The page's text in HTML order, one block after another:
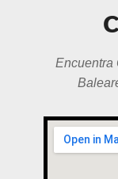
Encuentra